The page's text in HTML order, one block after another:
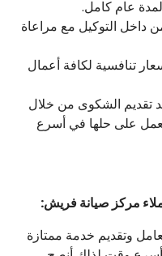
عام كامل.
داخل التوكيل مع مراعاة
تنافسية لكافة أعمال
تقديم الشكوى من خلال
على حلها في أسرع
مركز صيانة فريش:
وتقديم خدمة ممتازة